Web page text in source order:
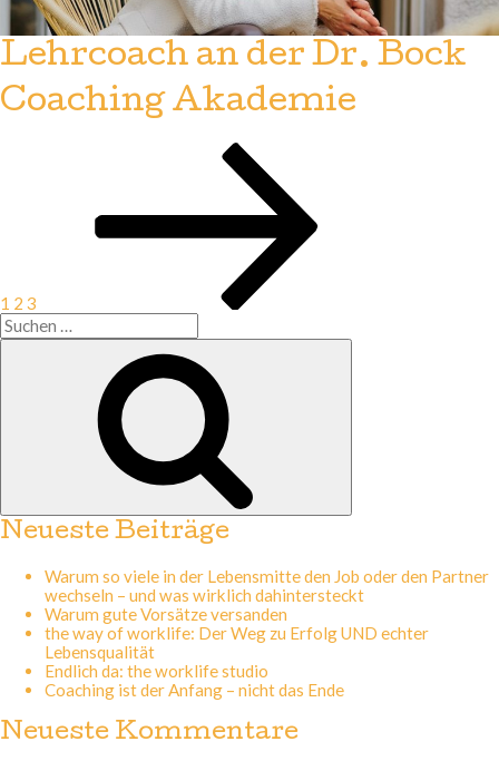
Lehrcoach an der Dr. Bock
Coaching Akademie
Seitennummerierung
Beiträge
1 2 3
Suchen
nach:
Neueste Beiträge
Warum so viele in der Lebensmitte den Job oder den Partner
wechseln – und was wirklich dahintersteckt
Warum gute Vorsätze versanden
the way of worklife: Der Weg zu Erfolg UND echter
Lebensqualität
Endlich da: the worklife studio
Coaching ist der Anfang – nicht das Ende
Neueste Kommentare